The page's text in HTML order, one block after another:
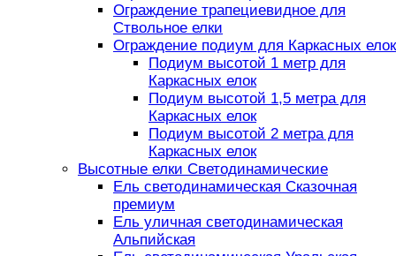
Ограждение трапециевидное для
Ствольное елки
Ограждение подиум для Каркасных елок
Подиум высотой 1 метр для
Каркасных елок
Подиум высотой 1,5 метра для
Каркасных елок
Подиум высотой 2 метра для
Каркасных елок
Высотные елки Светодинамические
Ель светодинамическая Сказочная
премиум
Ель уличная светодинамическая
Альпийская